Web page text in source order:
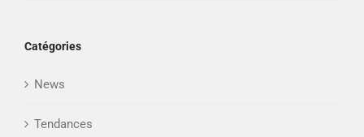
Catégories
News
Tendances